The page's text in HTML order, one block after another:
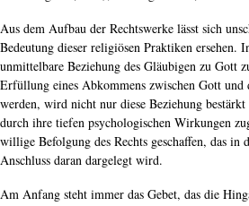
Aus dem Aufbau der Rechtswerke lässt sich
Bedeutung dieser religiösen Praktiken ersehen.
unmittelbare Beziehung des Gläubigen zu Gott
Erfüllung eines Abkommens zwischen Gott
werden, wird nicht nur diese Beziehung bestärkt
durch ihre tiefen psychologischen Wirkungen
willige Befolgung des Rechts geschaffen, das in
Anschluss daran dargelegt wird.
Am Anfang steht immer das Gebet, das die